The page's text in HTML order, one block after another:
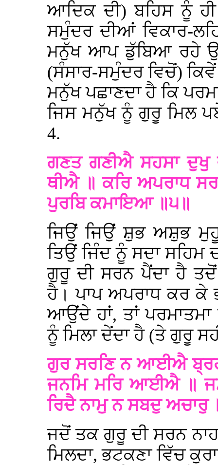
ਆਦਿਕ ਦੀ) ਬਹਿਸ ਨੂੰ
ਸਮੁੰਦਰ ਦੀਆਂ ਵਿਕਾਰ-
ਮਨੁੱਖ ਆਪ ਡੁੱਬਿਆ ਰਹੇ
(ਸੰਸਾਰ-ਸਮੁੰਦਰ ਵਿਚੋਂ)
ਮਨੁੱਖ ਪਛਾਣਦਾ ਹੈ ਕਿ
ਜਿਸ ਮਨੁੱਖ ਨੂੰ ਗੁਰੂ ਮਿਲ
4.
ਗਣਤ ਗਣੀਐ ਸਹਸਾ
ਥੀਐ ॥ ਕਰਿ ਅਪਰਾਧ
ਪੁਰਬਿ ਕਮਾਇਆ ॥੫॥
ਜਿਉਂ ਜਿਉਂ ਸ਼ੁਭ ਅਸ਼ੁਭ
ਤਿਉਂ ਜਿੰਦ ਨੂੰ ਸਦਾ ਸਹਿਮ
ਗੁਰੂ ਦੀ ਸਰਨ ਪੈਂਦਾ ਹੈ
ਹੈ। ਪਾਪ ਅਪਰਾਧ ਕਰ ਕੇ
ਆਉਂਦੇ ਹਾਂ, ਤਾਂ
ਨੂੰ ਮਿਲਾ ਦੇਂਦਾ ਹੈ (ਤੇ ਗੁਰੂ
ਗੁਰ ਸਰਣਿ ਨ ਆਈਐ
ਜਨਮਿ ਮਰਿ ਆਈਐ ॥
ਰਿਦੈ ਨਾਮੁ ਨ ਸਬਦੁ ਅਚਾਰੁ
ਜਦੋਂ ਤਕ ਗੁਰੂ ਦੀ ਸਰਨ
ਮਿਲਦਾ, ਭਟਕਣਾ ਵਿੱਚ